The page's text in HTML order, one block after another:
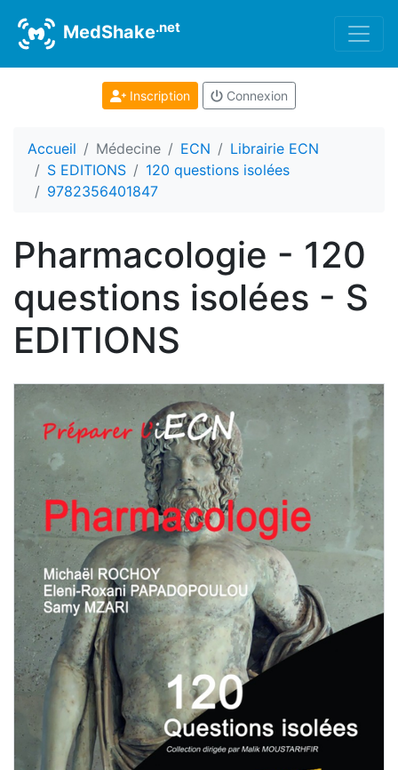
MedShake.net
Inscription Connexion
Accueil Médecine ECN
Librairie ECN
S EDITIONS
120 questions isolées
9782356401847
Pharmacologie - 120
questions isolées - S
EDITIONS